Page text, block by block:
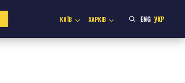
КИЇВ ХАРКІВ ENG УКР